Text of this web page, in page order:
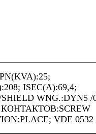
ISEC(A):69,4;
WNG.:DYN5 /
КОНТАКТОВ:SCREW
VDE 0532